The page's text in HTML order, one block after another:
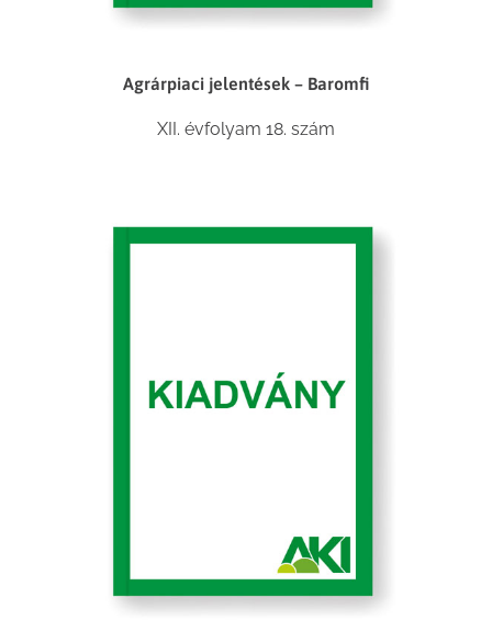
Agrárpiaci jelentések – Baromfi
XII. évfolyam 18. szám